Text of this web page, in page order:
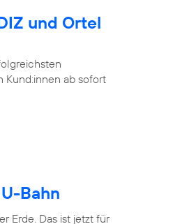
und Ortel
Kund:innen ab sofort
Bahn
Erde. Das ist jetzt für